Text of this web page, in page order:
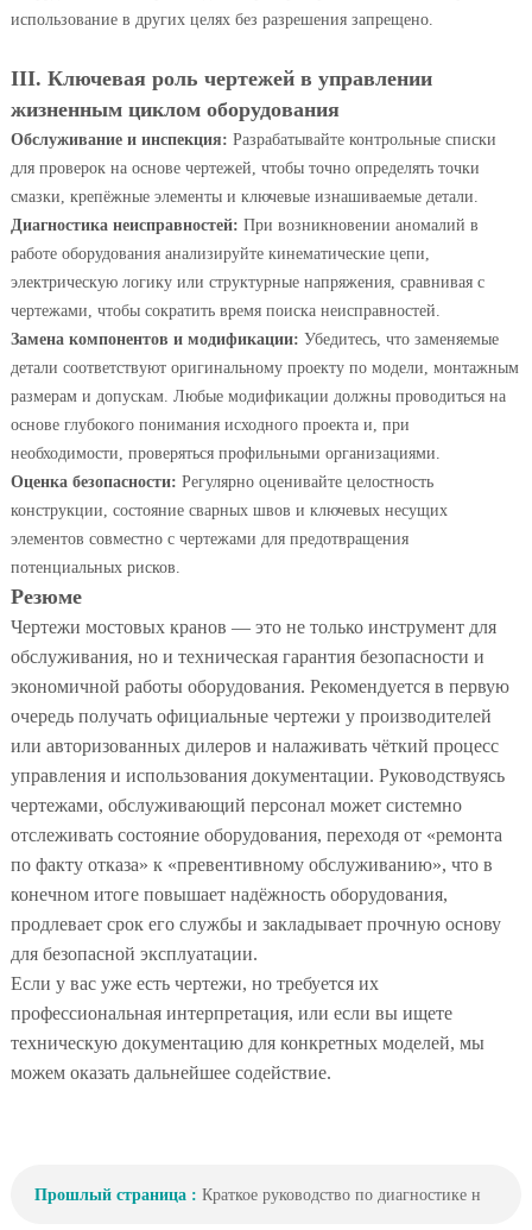
использование в других целях без разрешения запрещено.
III. Ключевая роль чертежей в управлении
жизненным циклом оборудования
Обслуживание и инспекция: Разрабатывайте контрольные списки
для проверок на основе чертежей, чтобы точно определять точки
смазки, крепёжные элементы и ключевые изнашиваемые детали.
Диагностика неисправностей: При возникновении аномалий в
работе оборудования анализируйте кинематические цепи,
электрическую логику или структурные напряжения, сравнивая с
чертежами, чтобы сократить время поиска неисправностей.
Замена компонентов и модификации: Убедитесь, что заменяемые
детали соответствуют оригинальному проекту по модели, монтажным
размерам и допускам. Любые модификации должны проводиться на
основе глубокого понимания исходного проекта и, при
необходимости, проверяться профильными организациями.
Оценка безопасности: Регулярно оценивайте целостность
конструкции, состояние сварных швов и ключевых несущих
элементов совместно с чертежами для предотвращения
потенциальных рисков.
Резюме
Чертежи мостовых кранов — это не только инструмент для
обслуживания, но и техническая гарантия безопасности и
экономичной работы оборудования. Рекомендуется в первую
очередь получать официальные чертежи у производителей
или авторизованных дилеров и налаживать чёткий процесс
управления и использования документации. Руководствуясь
чертежами, обслуживающий персонал может системно
отслеживать состояние оборудования, переходя от «ремонта
по факту отказа» к «превентивному обслуживанию», что в
конечном итоге повышает надёжность оборудования,
продлевает срок его службы и закладывает прочную основу
для безопасной эксплуатации.
Если у вас уже есть чертежи, но требуется их
профессиональная интерпретация, или если вы ищете
техническую документацию для конкретных моделей, мы
можем оказать дальнейшее содействие.
Прошлый страница : Краткое руководство по диагностике н